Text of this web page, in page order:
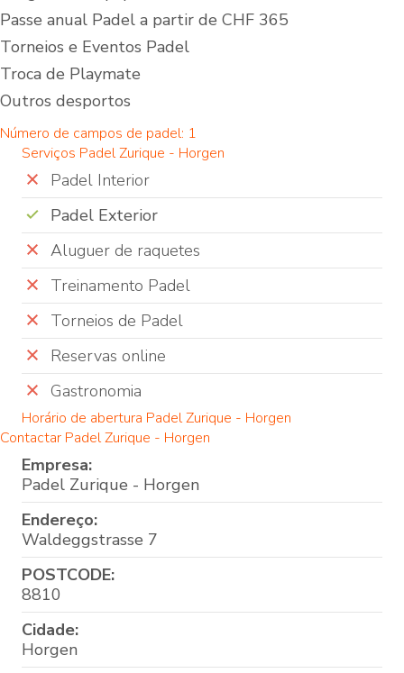
Passe anual Padel a partir de CHF 365
Torneios e Eventos Padel
Troca de Playmate
Outros desportos
Número de campos de padel: 1
Serviços Padel Zurique - Horgen
Padel Interior
Padel Exterior
Aluguer de raquetes
Treinamento Padel
Torneios de Padel
Reservas online
Gastronomia
Horário de abertura Padel Zurique - Horgen
Contactar Padel Zurique - Horgen
Empresa:
Padel Zurique - Horgen
Endereço:
Waldeggstrasse 7
POSTCODE:
8810
Cidade:
Horgen